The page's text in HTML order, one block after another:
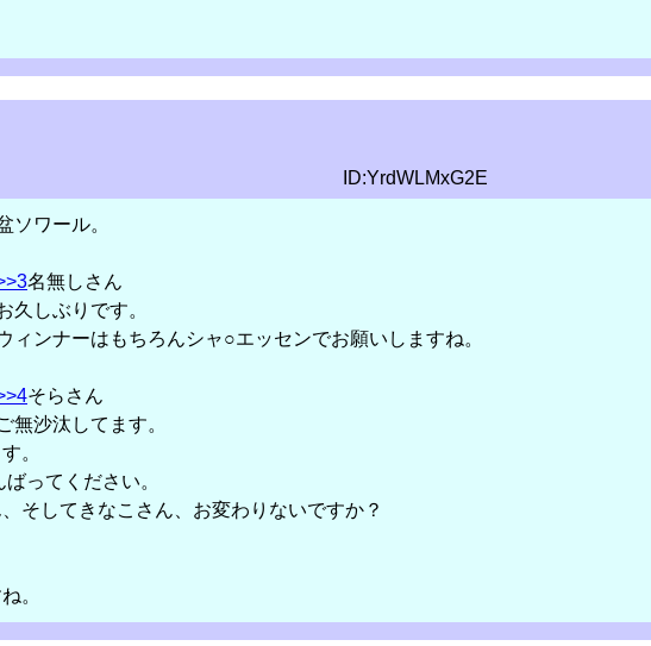
ID:YrdWLMxG2E
ソワール。
名無しさん
久しぶりです。
ィンナーはもちろんシャ○エッセンでお願いしますね。
そらさん
無沙汰してます。
。
ってください。
そしてきなこさん、お変わりないですか？
。